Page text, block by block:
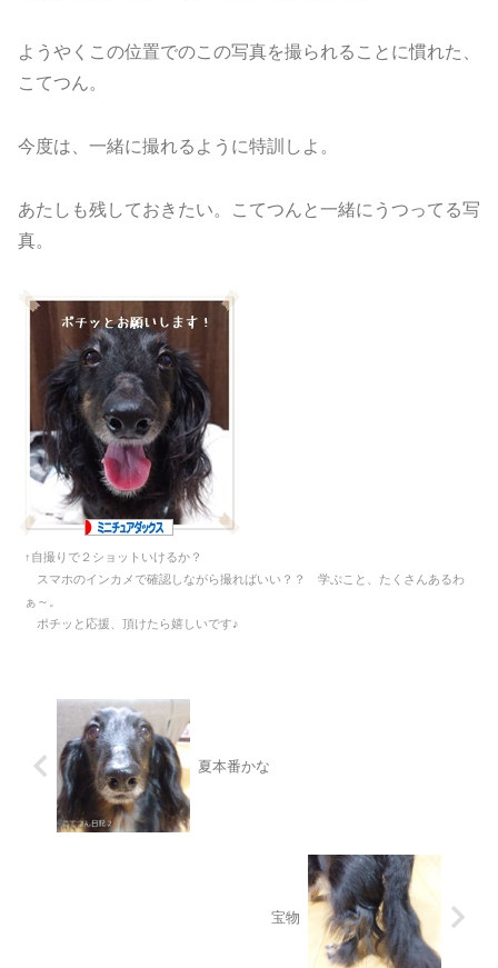
ようやくこの位置でのこの写真を撮られることに慣れた、
こてつん。
今度は、一緒に撮れるように特訓しよ。
あたしも残しておきたい。こてつんと一緒にうつってる写
真。
↑自撮りで２ショットいけるか？
スマホのインカメで確認しながら撮ればいい？？ 学ぶこと、たくさんあるわ
ぁ～。
ポチッと応援、頂けたら嬉しいです♪
夏本番かな
宝物